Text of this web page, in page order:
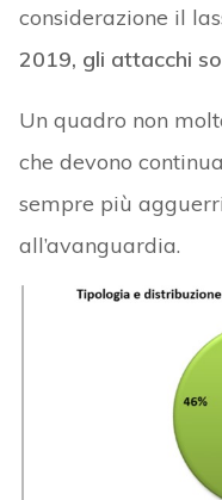
considerazione il
2019, gli attacchi
Un quadro non
che devono
sempre più
all’avanguardia.